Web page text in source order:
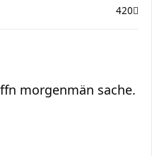
420
morgenmän sache.